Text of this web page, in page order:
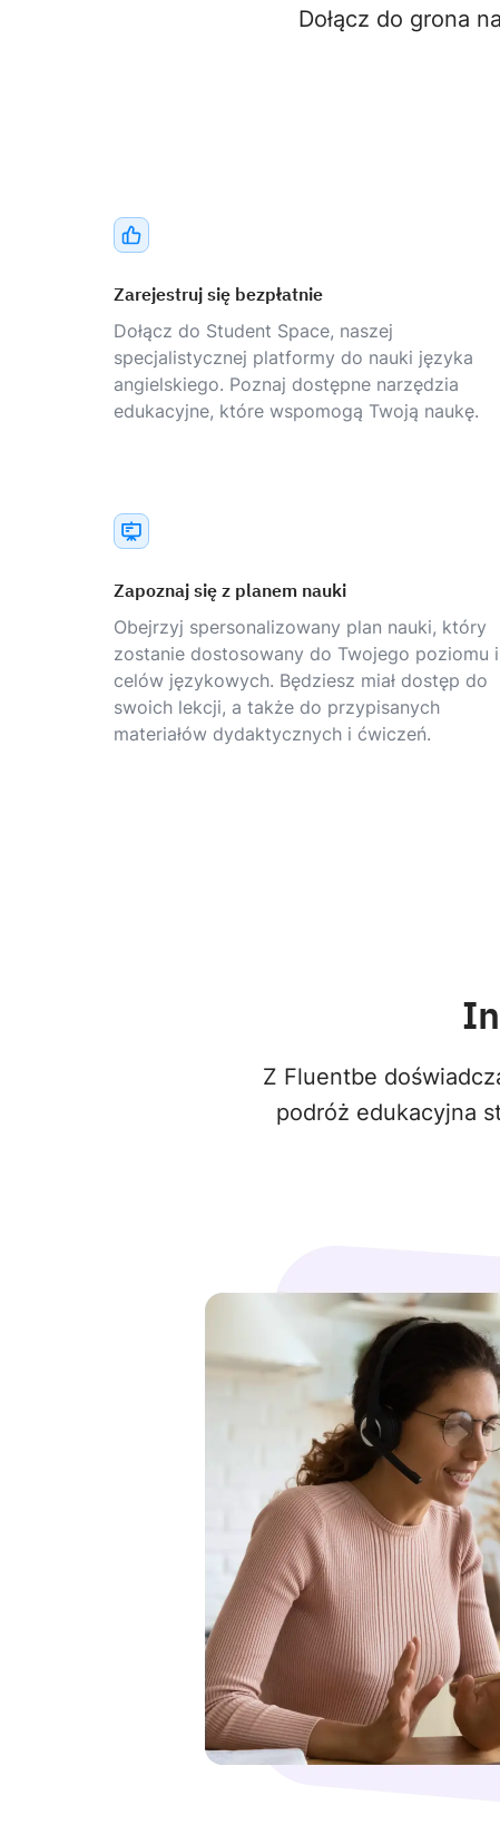
Dołącz do grona
Zarejestruj się bezpłatnie
Dołącz do Student Space, naszej
specjalistycznej platformy do nauki języka
angielskiego. Poznaj dostępne narzędzia
edukacyjne, które wspomogą Twoją naukę.
Zapoznaj się z planem nauki
Obejrzyj spersonalizowany plan nauki, który
zostanie dostosowany do Twojego poziomu i
celów językowych. Będziesz miał dostęp do
swoich lekcji, a także do przypisanych
materiałów dydaktycznych i ćwiczeń.
Z Fluentbe
podróż edukacyjna